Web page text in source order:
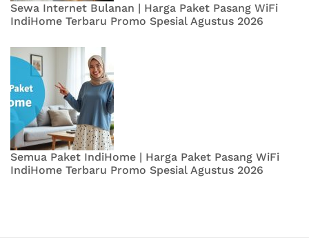
Sewa Internet Bulanan | Harga Paket Pasang WiFi
IndiHome Terbaru Promo Spesial Agustus 2026
Semua Paket IndiHome | Harga Paket Pasang WiFi
IndiHome Terbaru Promo Spesial Agustus 2026